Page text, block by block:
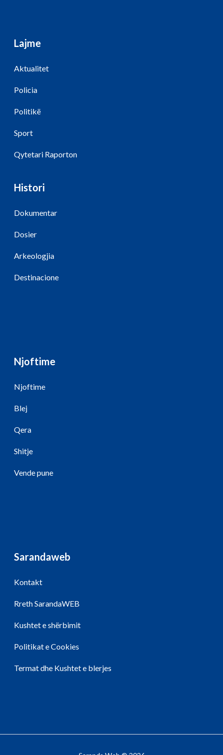
Lajme
Aktualitet
Policia
Politikë
Sport
Qytetari Raporton
Histori
Dokumentar
Dosier
Arkeologjia
Destinacione
Njoftime
Njoftime
Blej
Qera
Shitje
Vende pune
Sarandaweb
Kontakt
Rreth SarandaWEB
Kushtet e shërbimit
Politikat e Cookies
Termat dhe Kushtet e blerjes